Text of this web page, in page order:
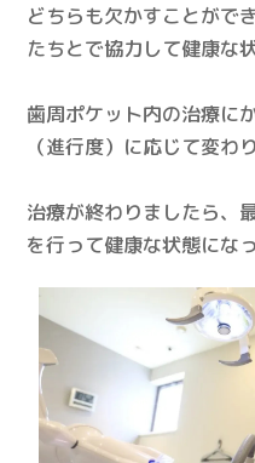
どちらも欠かすことがで
たちとで協力して健康な
歯周ポケット内の治療に
（進行度）に応じて変わ
治療が終わりましたら、
を行って健康な状態にな